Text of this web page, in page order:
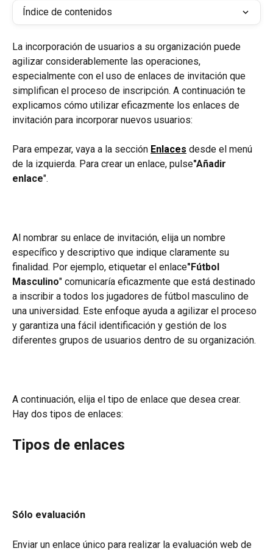
Índice de contenidos
La incorporación de usuarios a su organización puede
agilizar considerablemente las operaciones,
especialmente con el uso de enlaces de invitación que
simplifican el proceso de inscripción. A continuación te
explicamos cómo utilizar eficazmente los enlaces de
invitación para incorporar nuevos usuarios:
Para empezar, vaya a la sección Enlaces desde el menú
de la izquierda. Para crear un enlace, pulse"Añadir
enlace".
Al nombrar su enlace de invitación, elija un nombre
específico y descriptivo que indique claramente su
finalidad. Por ejemplo, etiquetar el enlace"Fútbol
Masculino" comunicaría eficazmente que está destinado
a inscribir a todos los jugadores de fútbol masculino de
una universidad. Este enfoque ayuda a agilizar el proceso
y garantiza una fácil identificación y gestión de los
diferentes grupos de usuarios dentro de su organización.
A continuación, elija el tipo de enlace que desea crear.
Hay dos tipos de enlaces:
Tipos de enlaces
Sólo evaluación
Enviar un enlace único para realizar la evaluación web de